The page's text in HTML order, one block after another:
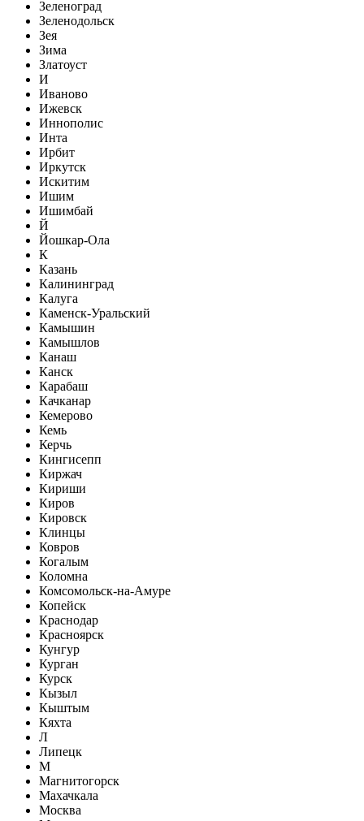
Зеленоград
Зеленодольск
Зея
Зима
Златоуст
И
Иваново
Ижевск
Иннополис
Инта
Ирбит
Иркутск
Искитим
Ишим
Ишимбай
Й
Йошкар-Ола
К
Казань
Калининград
Калуга
Каменск-Уральский
Камышин
Камышлов
Канаш
Канск
Карабаш
Качканар
Кемерово
Кемь
Керчь
Кингисепп
Киржач
Кириши
Киров
Кировск
Клинцы
Ковров
Когалым
Коломна
Комсомольск-на-Амуре
Копейск
Краснодар
Красноярск
Кунгур
Курган
Курск
Кызыл
Кыштым
Кяхта
Л
Липецк
М
Магнитогорск
Махачкала
Москва